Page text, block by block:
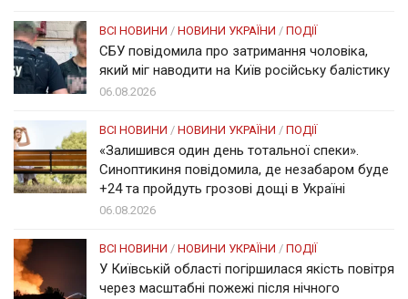
ВСІ НОВИНИ / НОВИНИ УКРАЇНИ / ПОДІЇ
СБУ повідомила про затримання чоловіка,
який міг наводити на Київ російську балістику
06.08.2026
ВСІ НОВИНИ / НОВИНИ УКРАЇНИ / ПОДІЇ
«Залишився один день тотальної спеки».
Синоптикиня повідомила, де незабаром буде
+24 та пройдуть грозові дощі в Україні
06.08.2026
ВСІ НОВИНИ / НОВИНИ УКРАЇНИ / ПОДІЇ
У Київській області погіршилася якість повітря
через масштабні пожежі після нічного